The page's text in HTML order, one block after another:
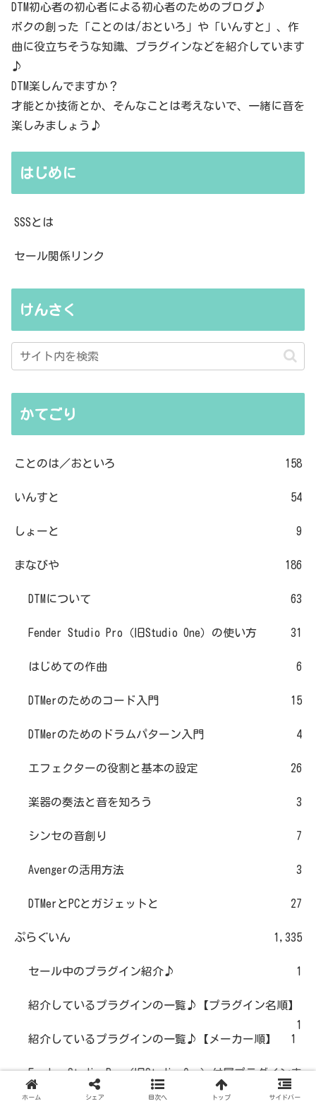
DTM初心者の初心者による初心者のためのブログ♪
ボクの創った「ことのは/おといろ」や「いんすと」、作
曲に役立ちそうな知識、プラグインなどを紹介しています
♪
DTM楽しんでますか？
才能とか技術とか、そんなことは考えないで、一緒に音を
楽しみましょう♪
はじめに
SSSとは
セール関係リンク
けんさく
かてごり
ことのは／おといろ 158
いんすと 54
しょーと 9
まなびや 186
DTMについて 63
Fender Studio Pro（旧Studio One）の使い方 31
はじめての作曲 6
DTMerのためのコード入門 15
DTMerのためのドラムパターン入門 4
エフェクターの役割と基本の設定 26
楽器の奏法と音を知ろう 3
シンセの音創り 7
Avengerの活用方法 3
DTMerとPCとガジェットと 27
ぷらぐいん 1,335
セール中のプラグイン紹介♪ 1
紹介しているプラグインの一覧♪【プラグイン名順】
1
紹介しているプラグインの一覧♪【メーカー順】
1
Fender Studio Pro（旧Studio One）付属プラグインま
とめ
ホーム シェア 目次へ トップ サイドバー